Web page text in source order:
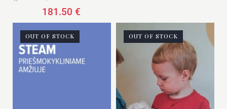
181.50 €
OUT OF STOCK OUT OF STOCK